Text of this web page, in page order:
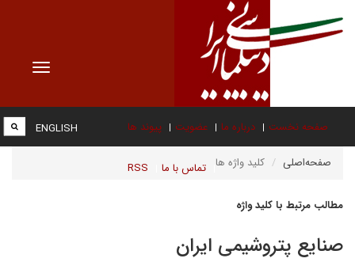
Toggle
صفحه نخست درباره ما عضویت پیوند ها
تماس با ما RSS
ENGLISH
صفحه‌اصلی کلید واژه ها
مطالب مرتبط با کلید واژه
صنایع پتروشیمی ایران